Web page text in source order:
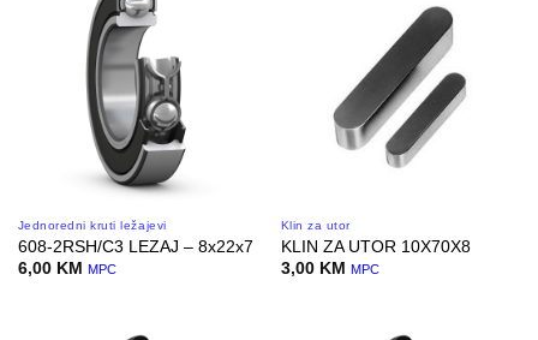
Jednoredni kruti ležajevi
608-2RSH/C3 LEZAJ – 8x22x7
6,00 KM MPC
Klin za utor
KLIN ZA UTOR 10X70X8
3,00 KM MPC